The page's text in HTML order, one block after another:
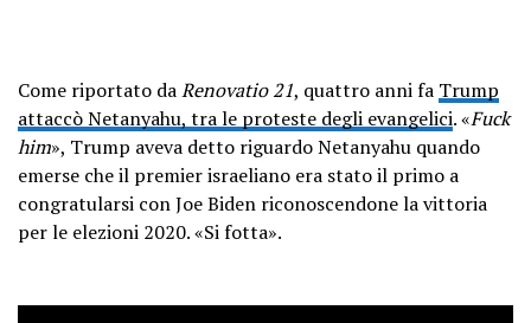
Come riportato daRenovatio 21, quattro anni fa Trump
attaccò Netanyahu, tra le proteste degli evangelici. «Fuck
him», Trump aveva detto riguardo Netanyahu quando
emerse che il premier israeliano era stato il primo a
congratularsi con Joe Biden riconoscendone la vittoria
per le elezioni 2020. «Si fotta».